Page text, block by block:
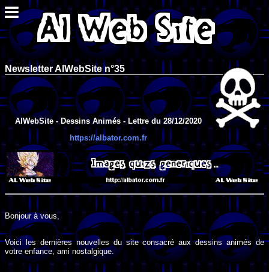
Newsletter AlWebSite n°35
AlWebSite - Dessins Animés - Lettre du 28/12/2020
https://albator.com.fr
Bonjour à vous,
Voici les dernières nouvelles du site consacré aux dessins animés de
votre enfance, ami nostalgique.